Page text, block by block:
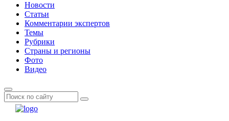
Новости
Статьи
Комментарии экспертов
Темы
Рубрики
Страны и регионы
Фото
Видео